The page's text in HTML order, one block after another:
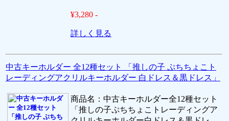
¥3,280 -
詳しく見る
中古キーホルダー 全12種セット 「推しの子 ぷちちょこト
レーディングアクリルキーホルダー 白ドレス＆黒ドレス」
商品名：中古キーホルダー全12種セット
「推しの子ぷちちょこトレーディングア